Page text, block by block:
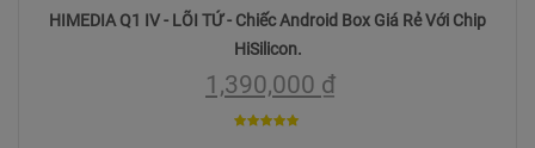
HIMEDIA Q1 IV - LÕI TỨ - Chiếc Android Box Giá Rẻ Với Chip
HiSilicon.
1,390,000 ₫